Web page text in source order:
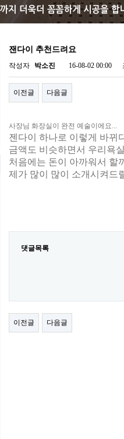
잰다이 추천드려요
작성자 박소진 16-08-02 00:00
이전글 다음글
사장님 화장실이 완전 예술이에요...
젠다이 하나로 이렇게 바뀌
금액도 비슷하면서 우리욕
처음에는 돈이 아까워서 할
제가 많이 많이 소개시켜드
댓글목록
이전글 다음글